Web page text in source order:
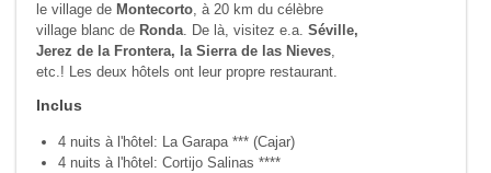
le village de Montecorto, à 20 km du célèbre
village blanc de Ronda. De là, visitez e.a.Séville,
Jerez de la Frontera, la Sierra de las Nieves,
etc.! Les deux hôtels ont leur propre restaurant.
Inclus
4 nuits à l'hôtel: La Garapa *** (Cajar)
4 nuits à l'hôtel: Cortijo Salinas ****